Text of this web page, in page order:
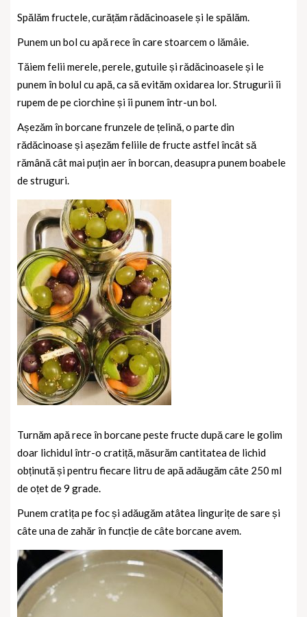
Spălăm fructele, curățăm rădăcinoasele și le spălăm.
Punem un bol cu apă rece în care stoarcem o lămâie.
Tăiem felii merele, perele, gutuile și rădăcinoasele și le
punem în bolul cu apă, ca să evităm oxidarea lor. Strugurii îi
rupem de pe ciorchine și îi punem într-un bol.
Așezăm în borcane frunzele de țelină, o parte din
rădăcinoase și așezăm feliile de fructe astfel încât să
rămână cât mai puțin aer în borcan, deasupra punem boabele
de struguri.
Turnăm apă rece în borcane peste fructe după care le golim
doar lichidul într-o cratiță, măsurăm cantitatea de lichid
obținută și pentru fiecare litru de apă adăugăm câte 250 ml
de oțet de 9 grade.
Punem cratița pe foc și adăugăm atâtea lingurițe de sare și
câte una de zahăr în funcție de câte borcane avem.